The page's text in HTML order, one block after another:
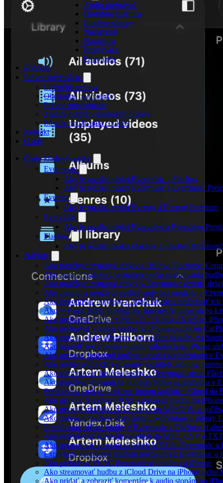
Audio prehrávač
Hudobná knižnica
Lokálne súbory
Nastavenia
Navigácia
Prehrávače
Pripojenia
Podpora
Právne informácie
Licenčná zmluva
Obchodné podmienky
Právne upozornenie
Zásady ochrany osobných údajov
Zásady používania cookies
Kontakt
O nás
Často kladené otázky
Evermusic
Aký je rozdiel medzi Evermusic a Flacbox
Aký je rozdiel medzi Evermusic a Evermusic
Evertag
Aký je rozdiel medzi Evertag a Evertag Premium
Evervideo
Aký je rozdiel medzi Evervideo a Evervideo
Flacbox
Aký je rozdiel medzi Flacbox a Flacbox Premium?
Návody
Ako používať zvukové efekty a DSP vo Flacboxe:
Ako zapnúť hudobný vizualizér počas prehrávania
Ako používať zvukové efekty v Evermusic: reverb,
Ako zapnúť a používať prehrávanie bez medzier v
Ako exportovať playlisty z Apple Music a prehrávať ich
Ako vytvoriť M3U playlist pre Internet Archive alebo
Ako prehrávať hudbu z Mac / PC / Linux / NAS na
Ako prehrávať vlastnú hudbu na iPhone pomocou
Ako zmeniť obaly albumov pre lokálne skladby na
Ako upraviť texty piesní v audio súboroch na iPhone
Ako preniesť hudobnú knižnicu medzi zariadeniami v
Ako archivovať (ZIP) zoznamy skladieb, albumy,
Ako scrobblovať históriu hudby z Evermusic alebo
Ako používať dynamické widgety Práve sa prehráva v
Sprievodca krok za krokom: Import knižnice iCloud do
Ako pripojiť Synology NAS a počúvať hudbu na
Ako pripojiť úložisko NAS pomocou WebDAV a
Ako zobraziť vložené texty piesní, komentáre a súbory
Prehrávanie offline hudby v Evermusic a Flacbox:
Ako exportovať kolekciu skladieb do M3U, CSV a
Ako importovať zoznam skladieb M3U do Evermusic a
Exportujte kompletnú históriu počúvania z Evermusic a
Ako prehrávať FLAC (bezstratovú) hudbu na iPhone
Ako streamovať hudbu z iCloud Drive na iPhone alebo
Ako pridať a zobraziť komentáre k audio stopám na